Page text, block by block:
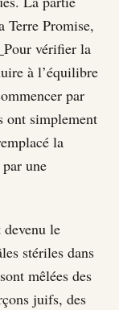
Terre Promise,
Pour vérifier la
à l’équilibre
par
ont simplement
la
une
devenu le
stériles dans
mêlées des
juifs, des